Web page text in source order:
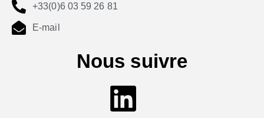
+33(0)6 03 59 26 81
E-mail
Nous suivre